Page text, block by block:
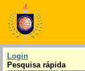
Login
Pesquisa rápida